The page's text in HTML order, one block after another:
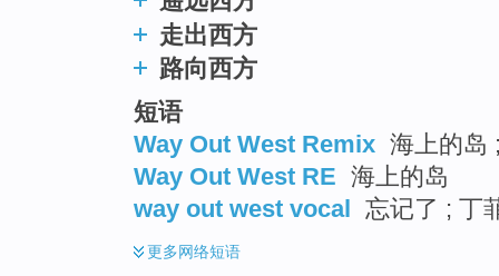
走出西方
路向西方
短语
Way Out West Remix 海上的岛
Way Out West RE 海上的岛
way out west vocal 忘记了 ; 丁
更多网络短语